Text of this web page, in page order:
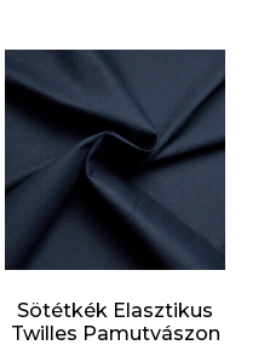
Sötétkék Elasztikus
Twilles Pamutvászon